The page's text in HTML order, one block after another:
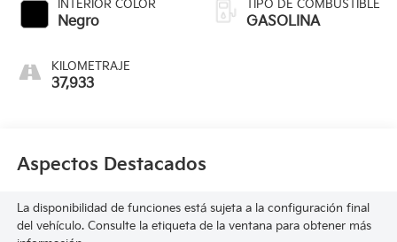
INTERIOR COLOR
Negro
KILOMETRAJE
37,933
TIPO DE COMBUSTIBLE
GASOLINA
Aspectos Destacados
La disponibilidad de funciones está sujeta a la configuración final
del vehículo. Consulte la etiqueta de la ventana para obtener más